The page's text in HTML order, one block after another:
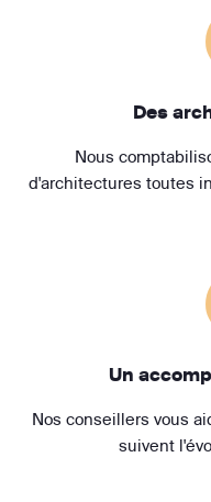
Des
Nous
d'architectures toutes
Un
Nos conseillers vous
suivent